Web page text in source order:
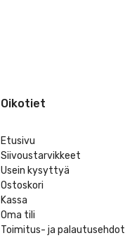
Oikotiet
Etusivu
Siivoustarvikkeet
Usein kysyttyä
Ostoskori
Kassa
Oma tili
Toimitus- ja palautusehdot